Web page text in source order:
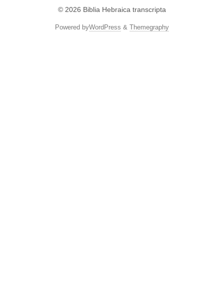
© 2026 Biblia Hebraica transcripta
Powered byWordPress & Themegraphy